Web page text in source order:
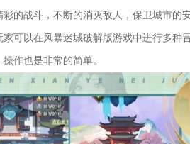
的战斗，不断的消灭敌人，保卫城市的
可以在风暴迷城破解版游戏中进行多种
作也是非常的简单。